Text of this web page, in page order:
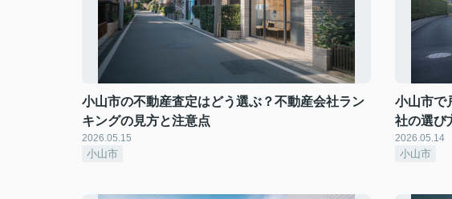
小山市の不動産査定はどう選ぶ？不動産会社ラン
キングの見方と注意点
2026.05.15
小山市
小山市で
社の選び
2026.05.14
小山市